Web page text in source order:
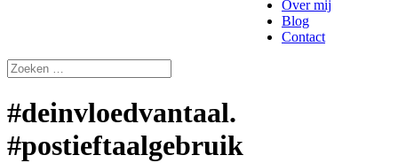
Over mij
Blog
Contact
#deinvloedvantaal.
#postieftaalgebruik